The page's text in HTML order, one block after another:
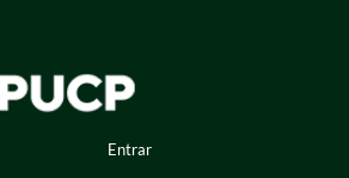
Entrar